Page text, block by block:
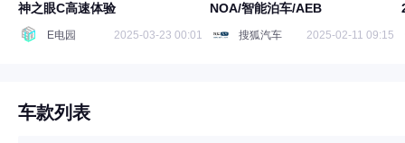
神之眼C高速体验
E电园 2025-03-23 00:01
NOA/智能泊车/AEB
搜狐汽车 2025-02-11 09:15
车款列表